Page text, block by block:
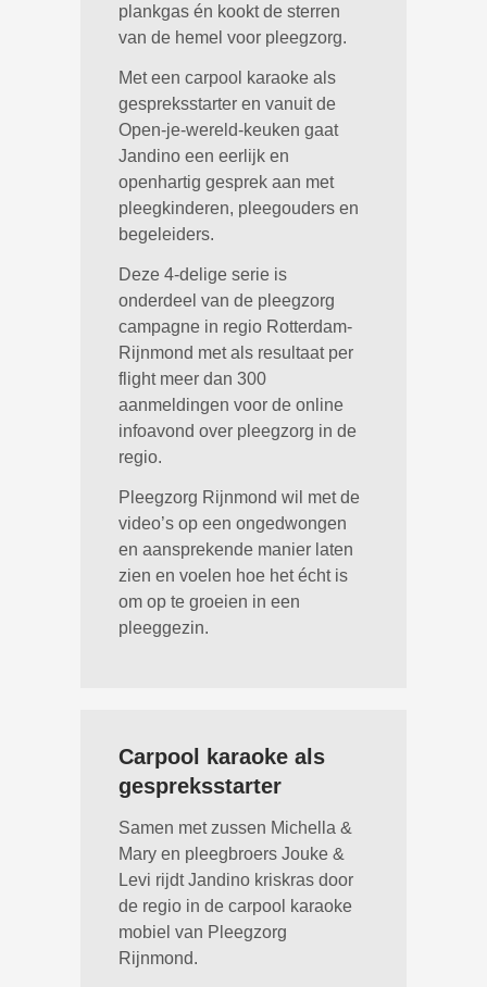
plankgas én kookt de sterren
van de hemel voor pleegzorg.
Met een carpool karaoke als
gespreksstarter en vanuit de
Open-je-wereld-keuken gaat
Jandino een eerlijk en
openhartig gesprek aan met
pleegkinderen, pleegouders en
begeleiders.
Deze 4-delige serie is
onderdeel van de pleegzorg
campagne in regio Rotterdam-
Rijnmond met als resultaat per
flight meer dan 300
aanmeldingen voor de online
infoavond over pleegzorg in de
regio.
Pleegzorg Rijnmond wil met de
video’s op een ongedwongen
en aansprekende manier laten
zien en voelen hoe het écht is
om op te groeien in een
pleeggezin.
Carpool karaoke als
gespreksstarter
Samen met zussen Michella &
Mary en pleegbroers Jouke &
Levi rijdt Jandino kriskras door
de regio in de carpool karaoke
mobiel van Pleegzorg
Rijnmond.